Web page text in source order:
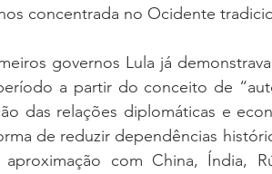
concentrada no Ocidente
governos Lula já
a partir do conceito de
das relações diplomáticas e
de reduzir dependências
com China, Índia,